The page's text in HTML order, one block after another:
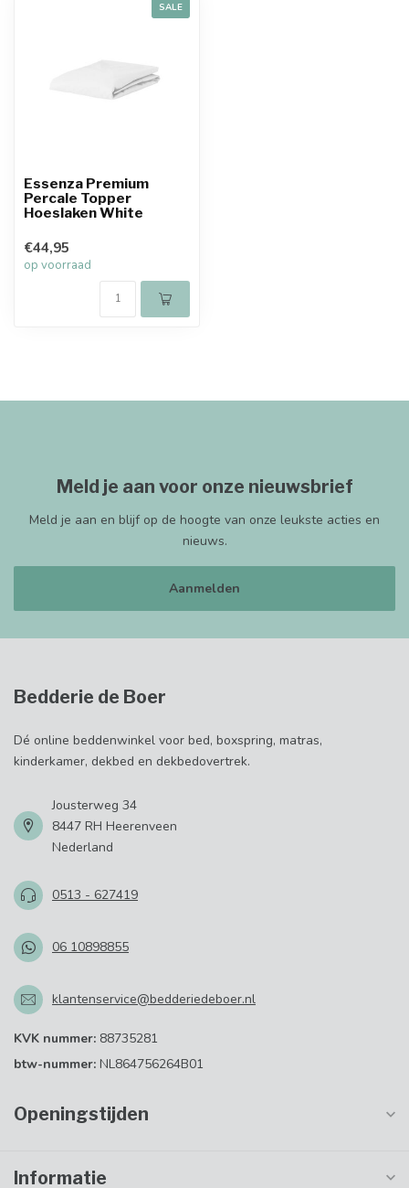
SALE
Essenza Premium
Percale Topper
Hoeslaken White
€44,95
op voorraad
Meld je aan voor onze nieuwsbrief
Meld je aan en blijf op de hoogte van onze leukste acties en
nieuws.
Aanmelden
Bedderie de Boer
Dé online beddenwinkel voor bed, boxspring, matras,
kinderkamer, dekbed en dekbedovertrek.
Jousterweg 34
8447 RH Heerenveen
Nederland
0513 - 627419
06 10898855
klantenservice@bedderiedeboer.nl
KVK nummer: 88735281
btw-nummer: NL864756264B01
Openingstijden
Informatie